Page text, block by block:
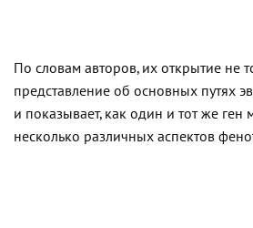
По словам авторов, их открытие не
представление об основных путях
и показывает, как один и тот же ген
несколько различных аспектов